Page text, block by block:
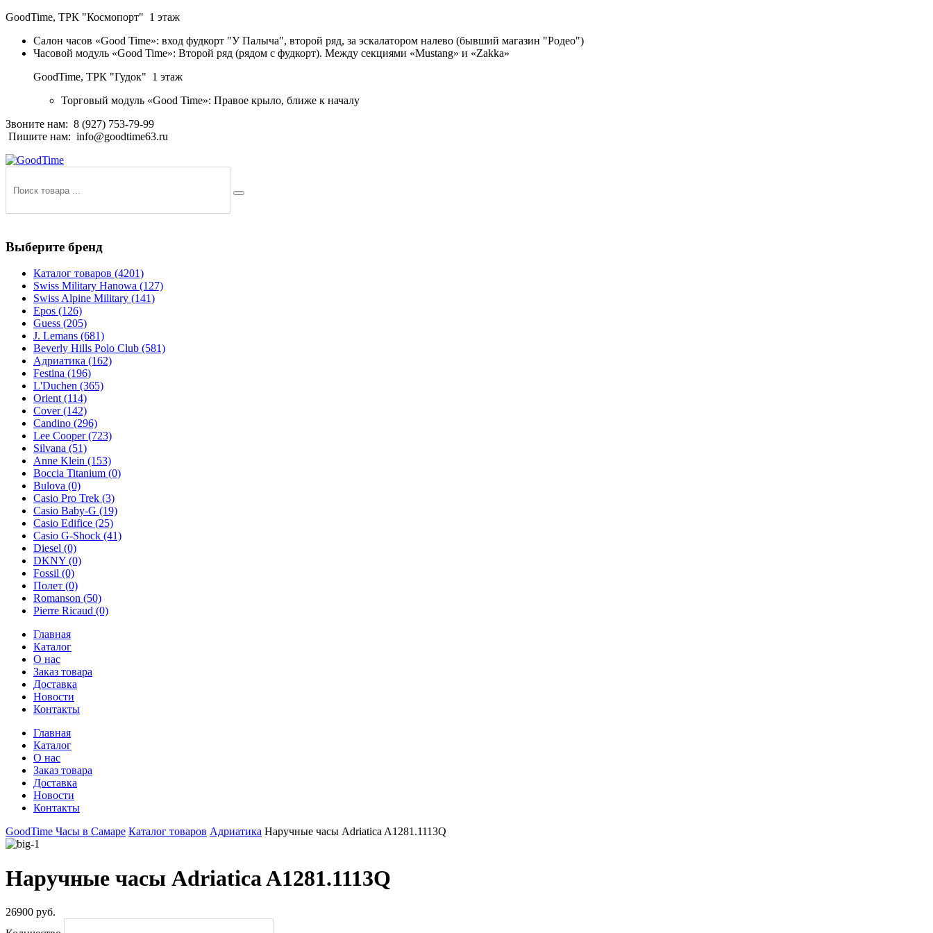
GoodTime, ТРК "Космопорт" 1 этаж
Салон часов «Good Time»: вход фудкорт "У Палыча", второй ряд, за эскалатором налево (бывший магазин "Родео")
Часовой модуль «Good Time»: Второй ряд (рядом с фудкорт). Между секциями «Mustang» и «Zakka»
GoodTime, ТРК "Гудок" 1 этаж
Торговый модуль «Good Time»: Правое крыло, ближе к началу
Звоните нам: 8 (927) 753-79-99
Пишите нам: info@goodtime63.ru
Выберите бренд
Каталог товаров (4201)
Swiss Military Hanowa (127)
Swiss Alpine Military (141)
Epos (126)
Guess (205)
J. Lemans (681)
Beverly Hills Polo Club (581)
Адриатика (162)
Festina (196)
L'Duchen (365)
Orient(114)
Cover(142)
Candino (296)
Lee Cooper(723)
Silvana (51)
Anne Klein (153)
Boccia Titanium (0)
Bulova (0)
Casio Pro Trek (3)
Casio Baby-G (19)
Casio Edifice (25)
Casio G-Shock (41)
Diesel (0)
DKNY (0)
Fossil (0)
Полет (0)
Romanson (50)
Pierre Ricaud (0)
Главная
Каталог
О нас
Заказ товара
Доставка
Новости
Контакты
Главная
Каталог
О нас
Заказ товара
Доставка
Новости
Контакты
GoodTime Часы в Самаре Каталог товаров Адриатика Наручные часы Adriatica A1281.1113Q
Наручные часы Adriatica A1281.1113Q
26900 руб.